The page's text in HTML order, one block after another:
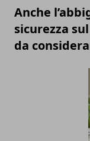
Anche
sicurezza
da